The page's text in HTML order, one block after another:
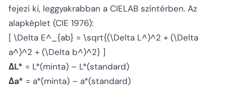
fejezi ki, leggyakrabban a CIELAB színtérben. Az
alapképlet (CIE 1976):
[ \Delta E^ _{ab} = \sqrt{(\Delta L^)^2 + (\Delta
a^)^2 + (\Delta b^)^2} ]
ΔL* = L*(minta) – L*(standard)
Δa* = a*(minta) – a*(standard)